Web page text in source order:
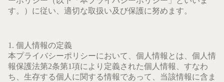
す。）に従い、適切な取扱い及び保護に努めます。
1. 個人情報の定義
本プライバシーポリシーにおいて、個人情報とは、個人情
報保護法第2条第1項により定義された個人情報、すなわ
ち、生存する個人に関する情報であって、当該情報に含ま